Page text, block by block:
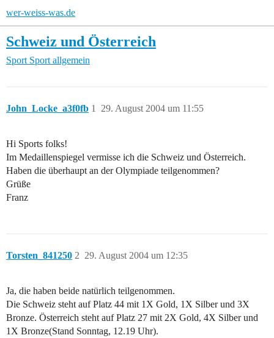
wer-weiss-was.de
Schweiz und Österreich
Sport Sport allgemein
John_Locke_a3f0fb 29. August 2004 um 11:55
1
Hi Sports folks!
Im Medaillenspiegel vermisse ich die Schweiz und Österreich.
Haben die überhaupt an der Olympiade teilgenommen?
Grüße
Franz
Torsten_841250 29. August 2004 um 12:35
2
Ja, die haben beide natürlich teilgenommen.
Die Schweiz steht auf Platz 44 mit 1X Gold, 1X Silber und 3X
Bronze. Österreich steht auf Platz 27 mit 2X Gold, 4X Silber und
1X Bronze(Stand Sonntag, 12.19 Uhr).